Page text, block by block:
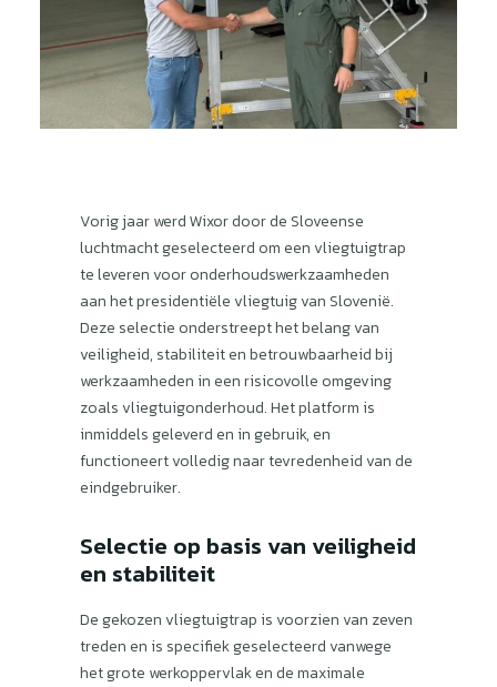
Vorig jaar werd Wixor door de Sloveense
luchtmacht geselecteerd om een ​​vliegtuigtrap
te leveren voor onderhoudswerkzaamheden
aan het presidentiële vliegtuig van Slovenië.
Deze selectie onderstreept het belang van
veiligheid, stabiliteit en betrouwbaarheid bij
werkzaamheden in een risicovolle omgeving
zoals vliegtuigonderhoud. Het platform is
inmiddels geleverd en in gebruik, en
functioneert volledig naar tevredenheid van de
eindgebruiker.
Selectie op basis van veiligheid
en stabiliteit
De gekozen vliegtuigtrap is voorzien van zeven
treden en is specifiek geselecteerd vanwege
het grote werkoppervlak en de maximale